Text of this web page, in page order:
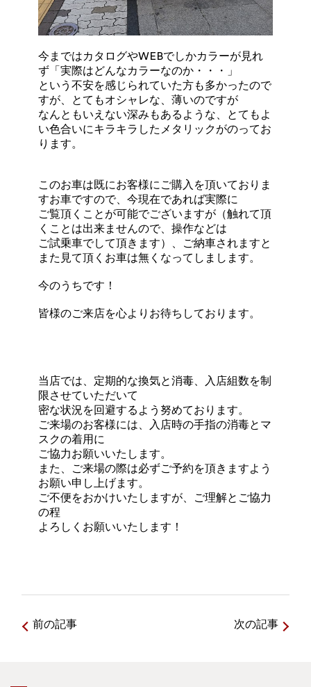
今まではカタログやWEBでしかカラーが見れ
ず「実際はどんなカラーなのか・・・」
という不安を感じられていた方も多かったので
すが、とてもオシャレな、薄いのですが
なんともいえない深みもあるような、とてもよ
い色合いにキラキラしたメタリックがのってお
ります。
このお車は既にお客様にご購入を頂いておりま
すお車ですので、今現在であれば実際に
ご覧頂くことが可能でございますが（触れて頂
くことは出来ませんので、操作などは
ご試乗車でして頂きます）、ご納車されますと
また見て頂くお車は無くなってしまします。
今のうちです！
皆様のご来店を心よりお待ちしております。
当店では、定期的な換気と消毒、入店組数を制
限させていただいて
密な状況を回避するよう努めております。
ご来場のお客様には、入店時の手指の消毒とマ
スクの着用に
ご協力お願いいたします。
また、ご来場の際は必ずご予約を頂きますよう
お願い申し上げます。
ご不便をおかけいたしますが、ご理解とご協力
の程
よろしくお願いいたします！
前の記事 次の記事